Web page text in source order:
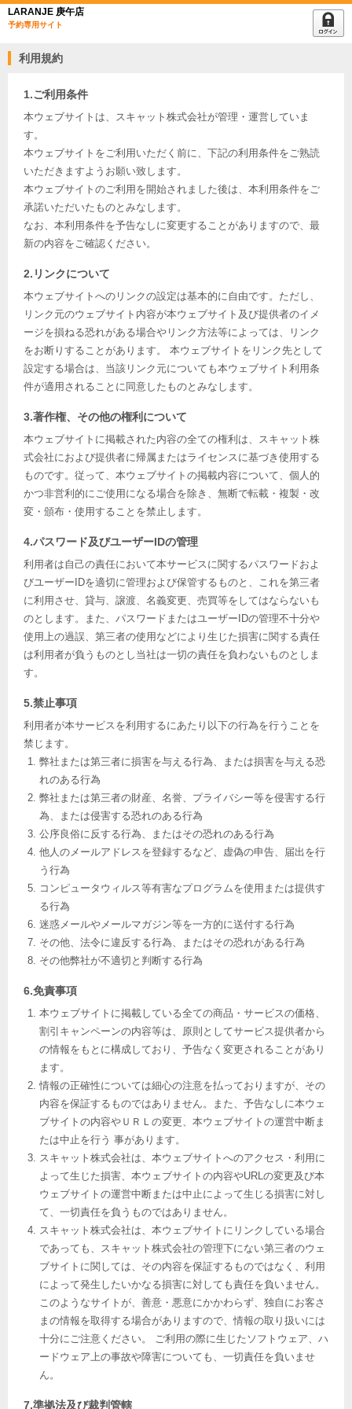
LARANJE 庚午店
予約専用サイト
利用規約
1.ご利用条件
本ウェブサイトは、スキャット株式会社が管理・運営していま
す。
本ウェブサイトをご利用いただく前に、下記の利用条件をご熟読
いただきますようお願い致します。
本ウェブサイトのご利用を開始されました後は、本利用条件をご
承諾いただいたものとみなします。
なお、本利用条件を予告なしに変更することがありますので、最
新の内容をご確認ください。
2.リンクについて
本ウェブサイトへのリンクの設定は基本的に自由です。ただし、
リンク元のウェブサイト内容が本ウェブサイト及び提供者のイメ
ージを損ねる恐れがある場合やリンク方法等によっては、リンク
をお断りすることがあります。 本ウェブサイトをリンク先として
設定する場合は、当該リンク元についても本ウェブサイト利用条
件が適用されることに同意したものとみなします。
3.著作権、その他の権利について
本ウェブサイトに掲載された内容の全ての権利は、スキャット株
式会社におよび提供者に帰属またはライセンスに基づき使用する
ものです。従って、本ウェブサイトの掲載内容について、個人的
かつ非営利的にご使用になる場合を除き、無断で転載・複製・改
変・頒布・使用することを禁止します。
4.パスワード及びユーザーIDの管理
利用者は自己の責任において本サービスに関するパスワードおよ
びユーザーIDを適切に管理および保管するものと、これを第三者
に利用させ、貸与、譲渡、名義変更、売買等をしてはならないも
のとします。また、パスワードまたはユーザーIDの管理不十分や
使用上の過誤、第三者の使用などにより生じた損害に関する責任
は利用者が負うものとし当社は一切の責任を負わないものとしま
す。
5.禁止事項
利用者が本サービスを利用するにあたり以下の行為を行うことを
禁じます。
弊社または第三者に損害を与える行為、または損害を与える恐
れのある行為
弊社または第三者の財産、名誉、プライバシー等を侵害する行
為、または侵害する恐れのある行為
公序良俗に反する行為、またはその恐れのある行為
他人のメールアドレスを登録するなど、虚偽の申告、届出を行
う行為
コンピュータウィルス等有害なプログラムを使用または提供す
る行為
迷惑メールやメールマガジン等を一方的に送付する行為
その他、法令に違反する行為、またはその恐れがある行為
その他弊社が不適切と判断する行為
6.免責事項
本ウェブサイトに掲載している全ての商品・サービスの価格、
割引キャンペーンの内容等は、原則としてサービス提供者から
の情報をもとに構成しており、予告なく変更されることがあり
ます。
情報の正確性については細心の注意を払っておりますが、その
内容を保証するものではありません。また、予告なしに本ウェ
ブサイトの内容やＵＲＬの変更、本ウェブサイトの運営中断ま
たは中止を行う 事があります。
スキャット株式会社は、本ウェブサイトへのアクセス・利用に
よって生じた損害、本ウェブサイトの内容やURLの変更及び本
ウェブサイトの運営中断または中止によって生じる損害に対し
て、一切責任を負うものではありません。
スキャット株式会社は、本ウェブサイトにリンクしている場合
であっても、スキャット株式会社の管理下にない第三者のウェ
ブサイトに関しては、その内容を保証するものではなく、利用
によって発生したいかなる損害に対しても責任を負いません。
このようなサイトが、善意・悪意にかかわらず、独自にお客さ
まの情報を取得する場合がありますので、情報の取り扱いには
十分にご注意ください。 ご利用の際に生じたソフトウェア、ハ
ードウェア上の事故や障害についても、一切責任を負いませ
ん。
7.準拠法及び裁判管轄